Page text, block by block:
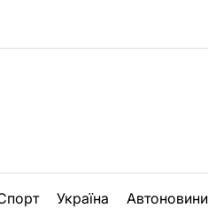
Україна Автоновини